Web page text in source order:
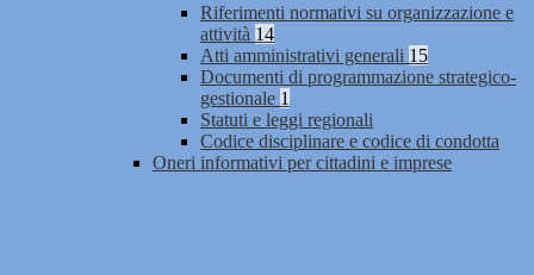
Riferimenti normativi su organizzazione e
attività 14
Atti amministrativi generali 15
Documenti di programmazione strategico-
gestionale 1
Statuti e leggi regionali
Codice disciplinare e codice di condotta
Oneri informativi per cittadini e imprese